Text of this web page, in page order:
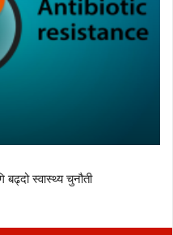
बढ्दो स्वास्थ्य चुनौती